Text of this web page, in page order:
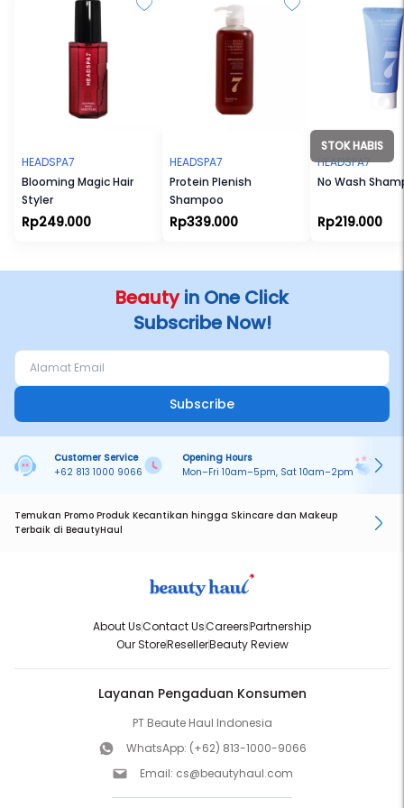
HEADSPA7
Blooming Magic Hair
Styler
Rp249.000
HEADSPA7
Protein Plenish
Shampoo
Rp339.000
STOK HABIS
HEADSPA7
No Wash
Rp219.000
Beautyin One Click
Subscribe Now!
Subscribe
Customer Service
+62 813 1000 9066
Opening Hours
Mon–Fri 10am–5pm, Sat 10am–2pm
Temukan Promo Produk Kecantikan hingga Skincare dan Makeup
Terbaik di BeautyHaul
About UsContact UsCareersPartnership
Our StoreResellerBeauty Review
Layanan Pengaduan Konsumen
PT Beaute Haul Indonesia
WhatsApp: (+62) 813-1000-9066
Email: cs@beautyhaul.com